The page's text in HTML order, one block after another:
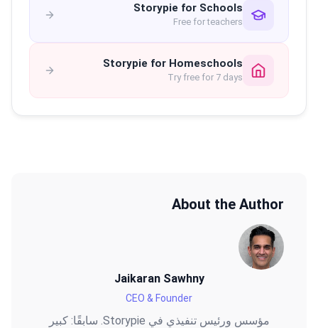
Storypie for Schools
Free for teachers
Storypie for Homeschools
Try free for 7 days
About the Author
Jaikaran Sawhny
CEO & Founder
مؤسس ورئيس تنفيذي في Storypie. سابقًا: كبير